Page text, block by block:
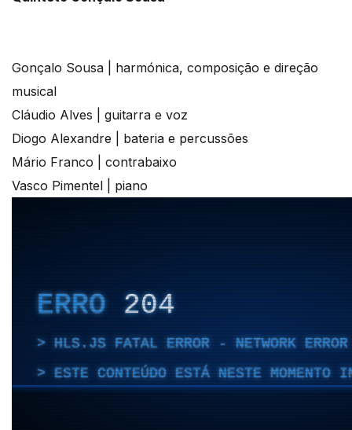
Gonçalo Sousa | harmónica, composição e direção
musical
Cláudio Alves | guitarra e voz
Diogo Alexandre | bateria e percussões
Mário Franco | contrabaixo
Vasco Pimentel | piano